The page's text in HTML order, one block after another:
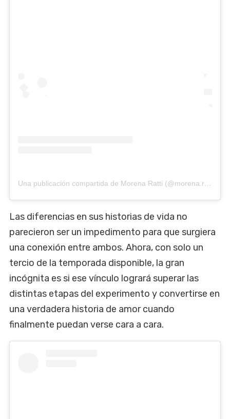
Una publicación compartida de Morena Ratti (@morena.ratti)
Las diferencias en sus historias de vida no
parecieron ser un impedimento para que surgiera
una conexión entre ambos. Ahora, con solo un
tercio de la temporada disponible, la gran
incógnita es si ese vínculo logrará superar las
distintas etapas del experimento y convertirse en
una verdadera historia de amor cuando
finalmente puedan verse cara a cara.